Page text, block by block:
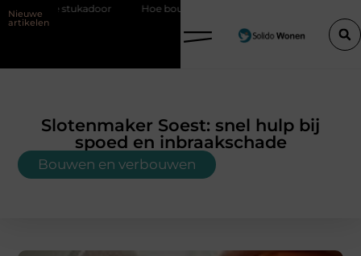
Nieuwe
artikelen
Hoe bouwfolie zorgt voor een sterker en droger bouwproject
Slotenmaker Soest: snel hulp bij
spoed en inbraakschade
Bouwen en verbouwen